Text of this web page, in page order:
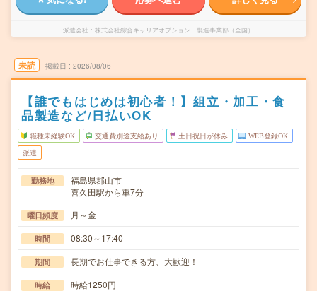
派遣会社 株式会社綜合キャリアオプション 製造事業部（全国）
未読 掲載日 2026/08/06
【誰でもはじめは初心者！】組立・加工・食
品製造など/日払いOK
職種未経験OK 交通費別途支給あり 土日祝日が休み WEB登録OK
派遣
勤務地
福島県郡山市
喜久田駅から車7分
曜日頻度 月～金
時間 08:30～17:40
期間 長期でお仕事できる方、大歓迎！
時給 時給1250円